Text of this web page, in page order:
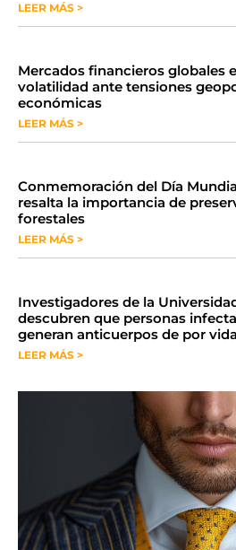
LEER MÁS >
Mercados financieros globales
volatilidad ante tensiones
económicas
LEER MÁS >
Conmemoración del Día
resalta la importancia de
forestales
LEER MÁS >
Investigadores de la
descubren que personas
generan anticuerpos de por vida
LEER MÁS >